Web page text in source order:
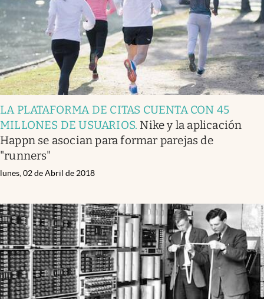
LA PLATAFORMA DE CITAS CUENTA CON 45
MILLONES DE USUARIOS. Nike y la aplicación
Happn se asocian para formar parejas de
"runners"
lunes, 02 de Abril de 2018